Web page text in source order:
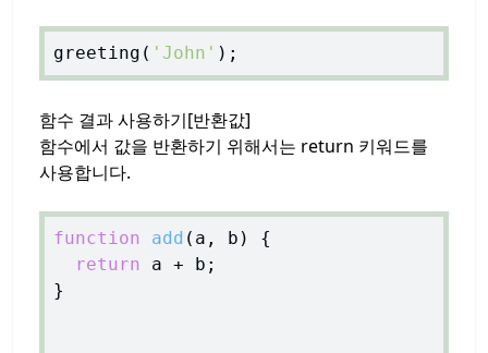
greeting( 'John'
함수 결과 사용하기[반환값]
함수에서 값을 반환하기 위해서는 return 키워드를
사용합니다.
function add ( a, b ) {
return a + b;
}